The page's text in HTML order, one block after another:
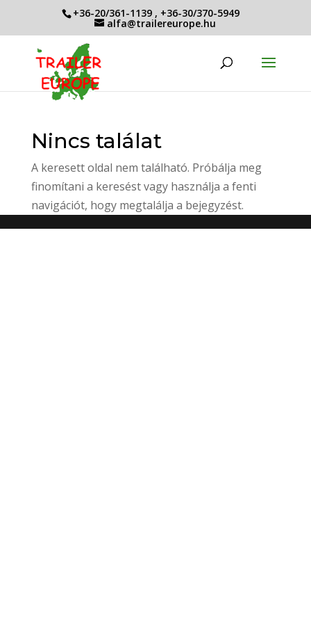
+36-20/361-1139 , +36-30/370-5949
alfa@trailereurope.hu
Nincs találat
A keresett oldal nem található. Próbálja meg
finomítani a keresést vagy használja a fenti
navigációt, hogy megtalálja a bejegyzést.